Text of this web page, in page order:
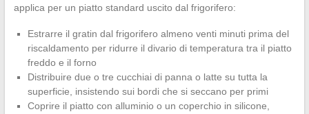
applica per un piatto standard uscito dal frigorifero:
Estrarre il gratin dal frigorifero almeno venti minuti prima del
riscaldamento per ridurre il divario di temperatura tra il piatto
freddo e il forno
Distribuire due o tre cucchiai di panna o latte su tutta la
superficie, insistendo sui bordi che si seccano per primi
Coprire il piatto con alluminio o un coperchio in silicone,